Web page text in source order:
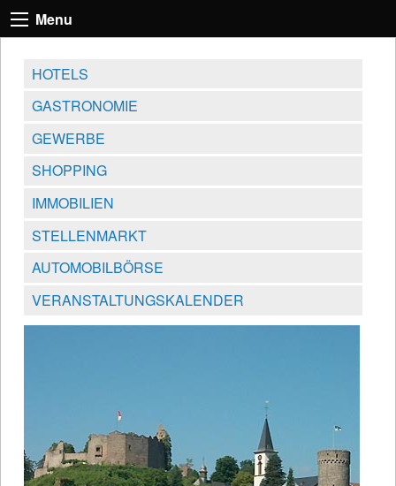
Menu
HOTELS
GASTRONOMIE
GEWERBE
SHOPPING
IMMOBILIEN
STELLENMARKT
AUTOMOBILBÖRSE
VERANSTALTUNGSKALENDER